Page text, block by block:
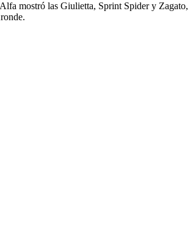
mostró las Giulietta, Sprint Spider y Zagato,